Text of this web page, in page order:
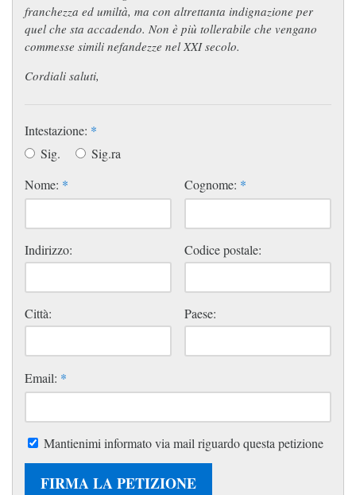
franchezza ed umiltà, ma con altrettanta indignazione per
quel che sta accadendo. Non è più tollerabile che vengano
commesse simili nefandezze nel XXI secolo.
Cordiali saluti,
Intestazione: *
Sig.
Sig.ra
Nome: * Cognome: *
Indirizzo: Codice postale:
Città: Paese:
Email: *
Mantienimi informato via mail riguardo questa petizione
FIRMA LA PETIZIONE